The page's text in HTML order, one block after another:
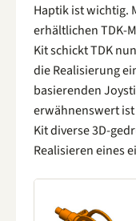
Haptik ist wichtig.
erhältlichen TDK-
Kit schickt TDK
die Realisierung
basierenden
erwähnenswert
Kit diverse 3D-
Realisieren eines